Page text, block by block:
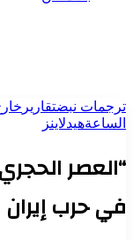
ترجمات نبضتقارير
الساعةهيدلاينز
“العصر
في حرب إيران